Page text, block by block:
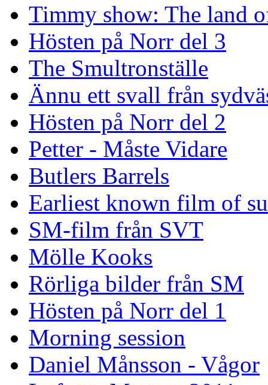
Timmy show: The land
Hösten på Norr del 3
The Smultronställe
Ännu ett svall från
Hösten på Norr del 2
Petter - Måste Vidare
Butlers Barrels
Earliest known film of
SM-film från SVT
Mölle Kooks
Rörliga bilder från SM
Hösten på Norr del 1
Morning session
Daniel Månsson - Vågor